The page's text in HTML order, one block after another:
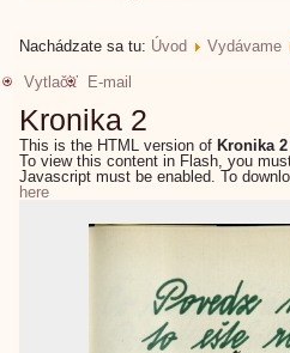
Nachádzate sa tu: Úvod Vydávame
Vytlačiť
E-mail
Kronika 2
This is the HTML version of Kronika
To view this content in Flash, you
Javascript must be enabled. To
here